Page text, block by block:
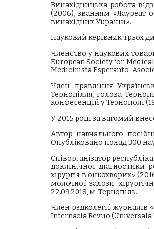
Винахідницька робота
(2006), званням «Лауреат
винахідник України».
Науковий керівник трьох
Членство у наукових
European Society for Medical
Medicinista Esperanto-
Член правління
Тернопілля, голова
конференцій у Тернополі
У 2015 році за вагомий
Автор навчального
Опубліковано понад 300
Співорганізатор
доклінічної діагностики
хірургія в онкохворих»
молочної залози:
22.09.2018, м. Тернопіль.
Член редколегії журналів
Internacia Revuo (Universala